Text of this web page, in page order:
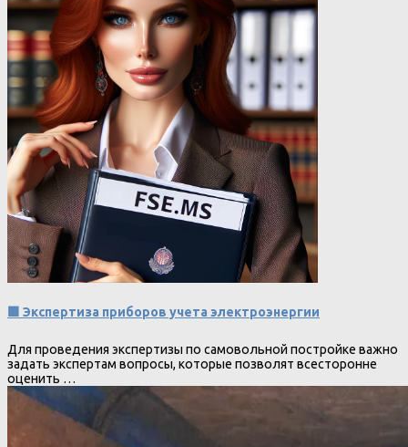
🟩 Экспертиза приборов учета электроэнергии
Для проведения экспертизы по самовольной постройке важно
задать экспертам вопросы, которые позволят всесторонне
оценить …